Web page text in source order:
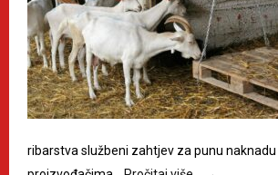
ribarstva službeni zahtjev za punu